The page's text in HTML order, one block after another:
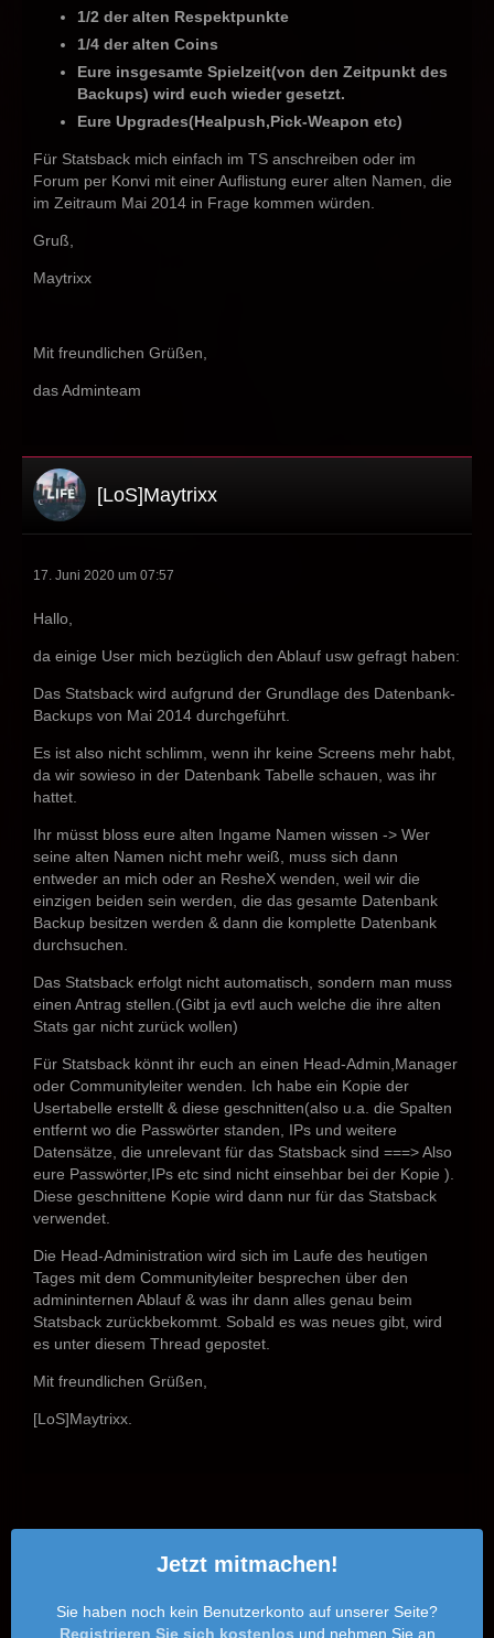
1/2 der alten Respektpunkte
1/4 der alten Coins
Eure insgesamte Spielzeit(von den Zeitpunkt des
Backups) wird euch wieder gesetzt.
Eure Upgrades(Healpush,Pick-Weapon etc)
Für Statsback mich einfach im TS anschreiben oder im
Forum per Konvi mit einer Auflistung eurer alten Namen, die
im Zeitraum Mai 2014 in Frage kommen würden.
Gruß,
Maytrixx
Mit freundlichen Grüßen,
das Adminteam
[LoS]Maytrixx
17. Juni 2020 um 07:57
Hallo,
da einige User mich bezüglich den Ablauf usw gefragt haben:
Das Statsback wird aufgrund der Grundlage des Datenbank-
Backups von Mai 2014 durchgeführt.
Es ist also nicht schlimm, wenn ihr keine Screens mehr habt,
da wir sowieso in der Datenbank Tabelle schauen, was ihr
hattet.
Ihr müsst bloss eure alten Ingame Namen wissen -> Wer
seine alten Namen nicht mehr weiß, muss sich dann
entweder an mich oder an ResheX wenden, weil wir die
einzigen beiden sein werden, die das gesamte Datenbank
Backup besitzen werden & dann die komplette Datenbank
durchsuchen.
Das Statsback erfolgt nicht automatisch, sondern man muss
einen Antrag stellen.(Gibt ja evtl auch welche die ihre alten
Stats gar nicht zurück wollen)
Für Statsback könnt ihr euch an einen Head-Admin,Manager
oder Communityleiter wenden. Ich habe ein Kopie der
Usertabelle erstellt & diese geschnitten(also u.a. die Spalten
entfernt wo die Passwörter standen, IPs und weitere
Datensätze, die unrelevant für das Statsback sind ===> Also
eure Passwörter,IPs etc sind nicht einsehbar bei der Kopie ).
Diese geschnittene Kopie wird dann nur für das Statsback
verwendet.
Die Head-Administration wird sich im Laufe des heutigen
Tages mit dem Communityleiter besprechen über den
admininternen Ablauf & was ihr dann alles genau beim
Statsback zurückbekommt. Sobald es was neues gibt, wird
es unter diesem Thread gepostet.
Mit freundlichen Grüßen,
[LoS]Maytrixx.
Jetzt mitmachen!
Sie haben noch kein Benutzerkonto auf unserer Seite?
Registrieren Sie sich kostenlos und nehmen Sie an